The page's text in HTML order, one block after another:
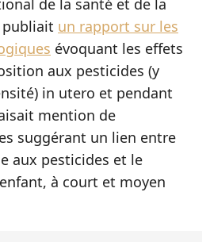
de la santé et de la
publiait un rapport sur les
évoquant les effets
aux pesticides (y
in utero et pendant
mention de
suggérant un lien entre
aux pesticides et le
à court et moyen